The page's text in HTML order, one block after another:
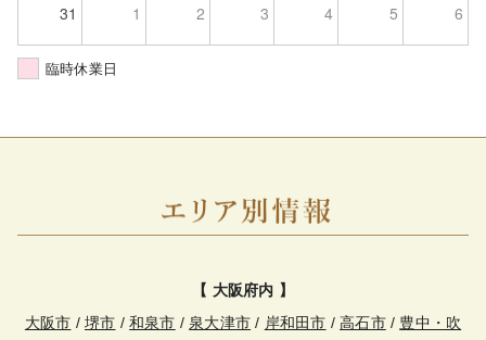
31 1 2 3 4 5 6
臨時休業日
【 大阪府内 】
大阪市 /堺市 /和泉市 / 泉大津市 / 岸和田市 /高石市/ 豊中・吹